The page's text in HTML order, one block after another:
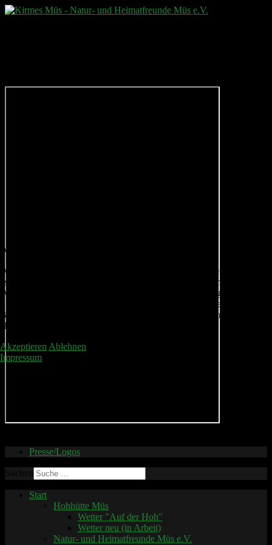
Presse/Logos
Start
Hohhütte Müs
Wetter "Auf der Hoh"
Wetter neu (in Arbeit)
Natur- und Heimatfreunde Müs e.V.
Wir benutzen Cookies
Wir nutzen Cookies auf unserer Website. Einige von ihnen sind
essenziell für den Betrieb der Seite, während andere uns helfen, diese
Website und die Nutzererfahrung zu verbessern (Tracking Cookies).
Sie können selbst entscheiden, ob Sie die Cookies zulassen möchten.
Bitte beachten Sie, dass bei einer Ablehnung womöglich nicht mehr
alle Funktionalitäten der Seite zur Verfügung stehen.
Akzeptieren Ablehnen
Impressum